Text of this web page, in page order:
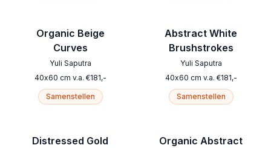
Organic Beige
Curves
Yuli Saputra
40x60 cm v.a. €181,-
Samenstellen
Distressed Gold
Abstract White
Brushstrokes
Yuli Saputra
40x60 cm v.a. €181,-
Samenstellen
Organic Abstract